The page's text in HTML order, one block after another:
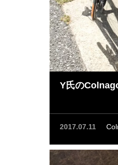
Y氏の
2017.07.11